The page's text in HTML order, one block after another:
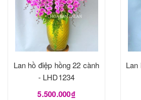
Lan hồ điệp hồng 22 cành
- LHD1234
5.500.000₫
Lan